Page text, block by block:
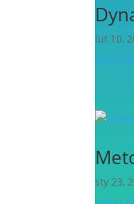
lut 10,
czytaj
sty 23,